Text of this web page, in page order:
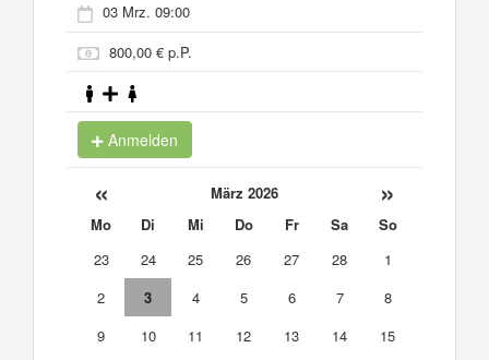
03 Mrz. 09:00
800,00 € p.P.
Anmelden
« März 2026 »
Mo Di Mi Do Fr Sa
So
23
24 25 26 27 28
1
2
3 4 5 6 7
8
9
10 11 12 13 14
15